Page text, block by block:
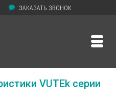
ЗАКАЗАТЬ ЗВОНОК
VUTEk серии